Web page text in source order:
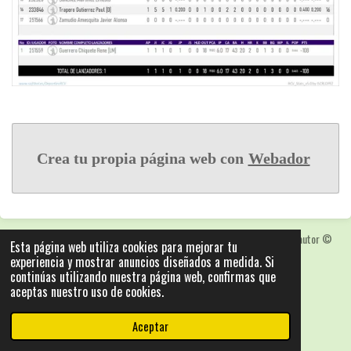
Esta página web utiliza cookies para mejorar tu
experiencia y mostrar anuncios diseñados a medida. Si
continúas utilizando nuestra página web, confirmas que
aceptas nuestro uso de cookies.
Aceptar
Crea tu propia página web con Webador
Las fotografias y logotipos pueden estar protegidas con derechos de autor©
2025: Statics - by ISCRLopez APP_Stats_v5.103
Con la tecnología deWebador